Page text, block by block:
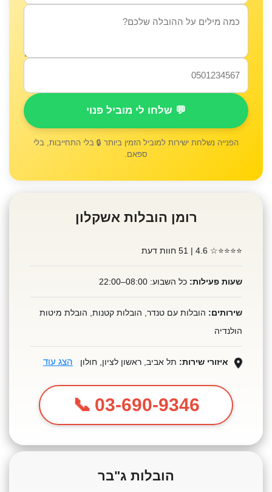
💬 שלחו לי מוביל פנוי
הפנייה נשלחת ישירות למוביל הזמין ביותר 🔒 בלי התחייבות, בלי
ספאם.
רומן הובלות אשקלון
⭐⭐⭐⭐☆ 4.6 | 51 חוות דעת
שעות פעילות: כל השבוע: 08:00–22:00
שירותים: הובלות עם טנדר, הובלות קטנות, הובלת מיטות
הולנדיה
איזורי שירות: תל אביב, ראשון לציון, חולון הצג עוד
03-690-9346
הובלות ג"בר